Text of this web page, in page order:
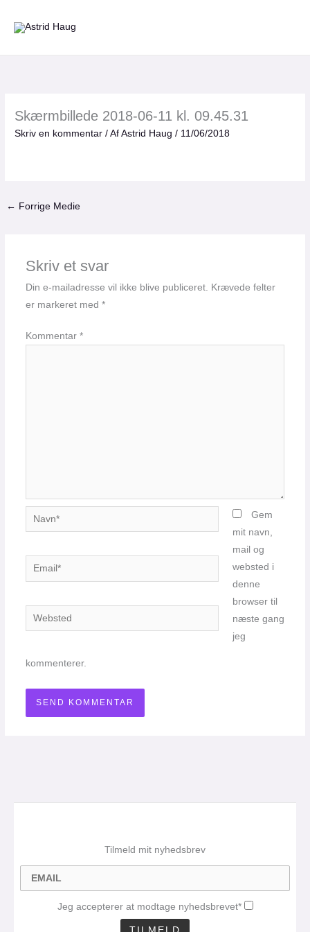
Skærmbillede 2018-06-11 kl. 09.45.31
Skriv en kommentar / AfAstrid Haug/ 11/06/2018
← Forrige Medie
Skriv et svar
Din e-mailadresse vil ikke blive publiceret. Krævede felter
er markeret med *
Kommentar *
Navn*
Email*
Websted
Gem
mit navn,
mail og
websted i
denne
browser til
næste gang
jeg
kommenterer.
Tilmeld mit nyhedsbrev
Jeg accepterer at modtage nyhedsbrevet*